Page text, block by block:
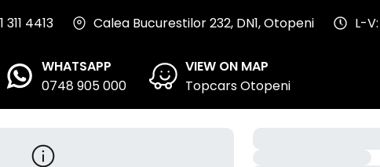
311 4413 Calea Bucurestilor 232, DN1, Otopeni L-
WHATSAPP
0748 905 000
VIEW ON MAP
Topcars Otopeni